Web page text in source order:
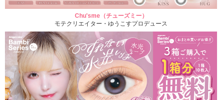
Chu'sme（チューズミー）
モテクリエイター・ゆうこすプロデュース